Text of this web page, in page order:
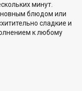
минут.
блюдом или
сладкие и
к любому